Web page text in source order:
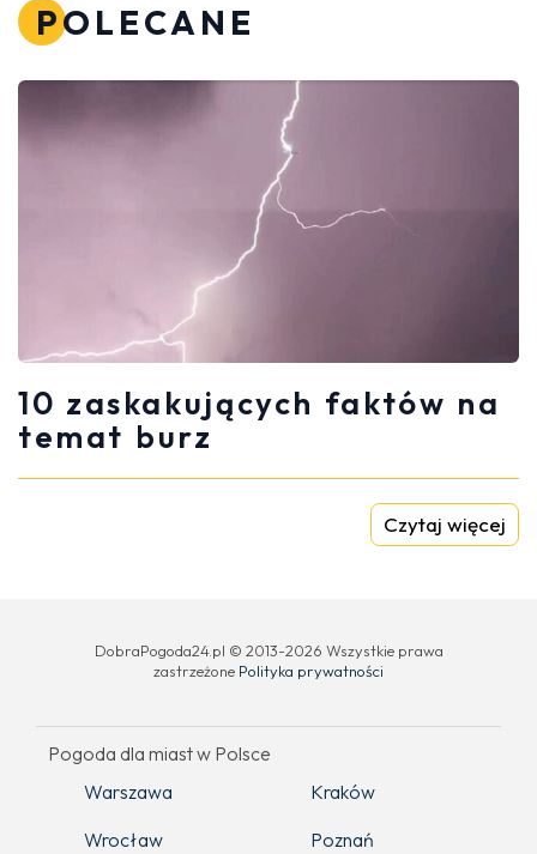
POLECANE
10 zaskakujących faktów na
temat burz
Czytaj więcej
DobraPogoda24.pl © 2013-2026 Wszystkie prawa
zastrzeżone Polityka prywatności
Pogoda dla miast w Polsce
Warszawa
Kraków
Wrocław
Poznań